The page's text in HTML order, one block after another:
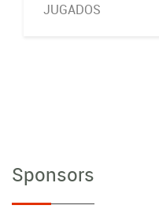
JUGADOS
Sponsors